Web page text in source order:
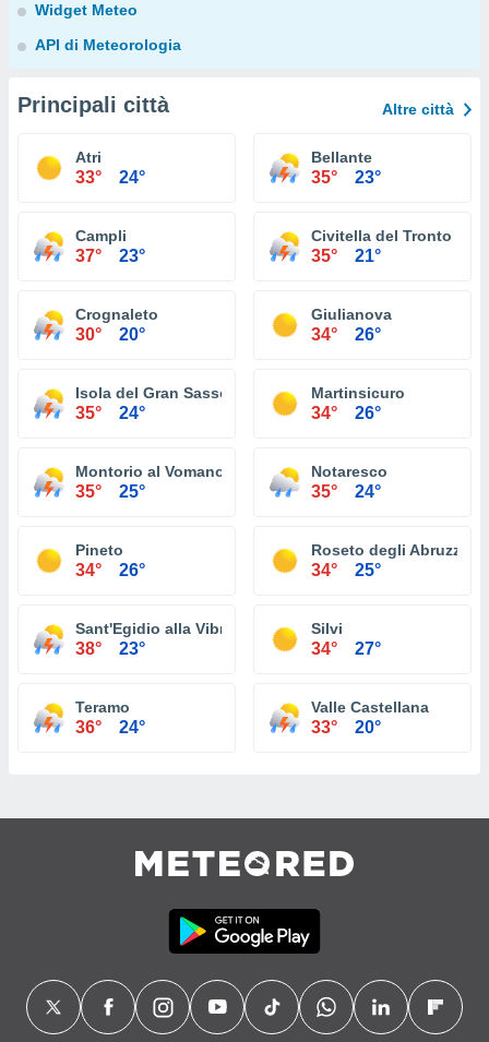
Widget Meteo
API di Meteorologia
Principali città Altre città
Atri
33° 24°
Bellante
35° 23°
Campli
37° 23°
Civitella del Tronto
35° 21°
Crognaleto
30° 20°
Giulianova
34° 26°
Isola del Gran Sasso d'Italia
35° 24°
Martinsicuro
34° 26°
Montorio al Vomano
35° 25°
Notaresco
35° 24°
Pineto
34° 26°
Roseto degli Abruzzi
34° 25°
Sant'Egidio alla Vibrata
38° 23°
Silvi
34° 27°
Teramo
36° 24°
Valle Castellana
33° 20°